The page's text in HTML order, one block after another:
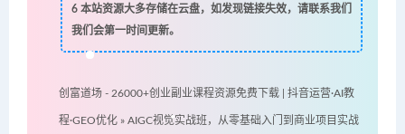
6本站资源大多存储在云盘，如发现链接失效，请联系我们
我们会第一时间更新。
创富道场 - 26000+创业副业课程资源免费下载 | 抖音运营·AI教
程·GEO优化 » AIGC视觉实战班，从零基础入门到商业项目实战